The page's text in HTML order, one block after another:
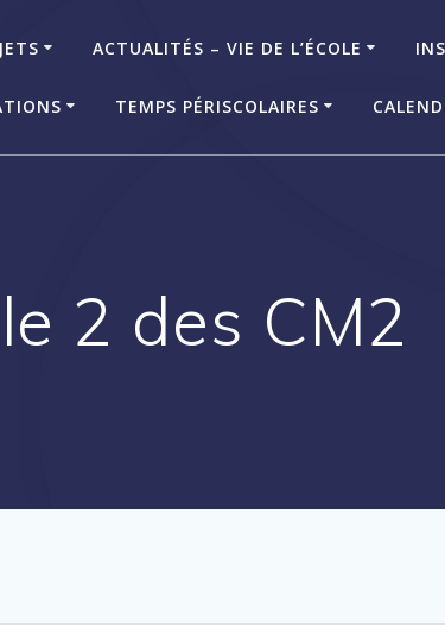
ACTUALITÉS – VIE DE L’ÉCOLE
TEMPS PÉRISCOLAIRES
2 des CM2